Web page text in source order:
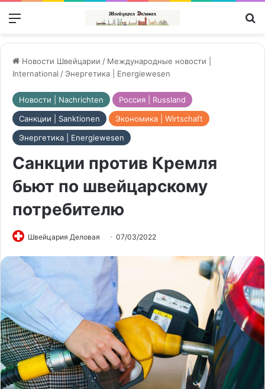
Меню
Новости Швейцарии / Международные новости |
International / Энергетика | Energiewesen
Новости | Nachrichten
Россия | Russland
Санкции | Sanktionen
Экономика | Wirtschaft
Энергетика | Energiewesen
Санкции против Кремля
бьют по швейцарскому
потребителю
Швейцария Деловая 07/03/2022